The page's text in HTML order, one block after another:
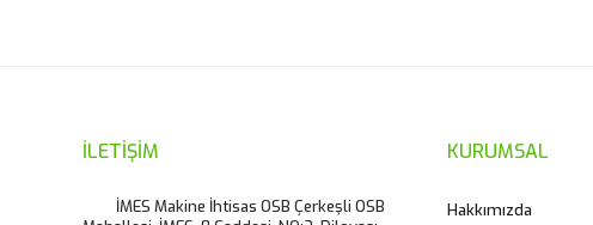
Ürün bilgilerinde hatalar bulunuyor.
İLETİŞİM
İMES Makine İhtisas OSB Çerkeşli OSB
KURUMSAL
Hakkımızda